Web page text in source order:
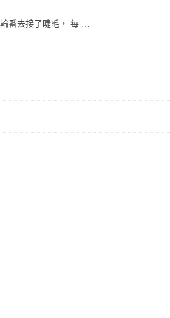
番去接了睫毛， 每 …